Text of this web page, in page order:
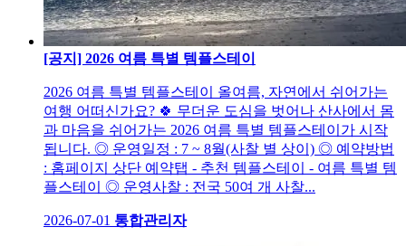
[공지] 2026 여름 특별 템플스테이
2026 여름 특별 템플스테이 올여름, 자연에서 쉬어가는
여행 어떠신가요? 🍀 무더운 도심을 벗어나 산사에서 몸
과 마음을 쉬어가는 2026 여름 특별 템플스테이가 시작
됩니다. ◎ 운영일정 : 7 ~ 8월(사찰 별 상이) ◎ 예약방법
: 홈페이지 상단 예약탭 - 추천 템플스테이 - 여름 특별 템
플스테이 ◎ 운영사찰 : 전국 50여 개 사찰...
2026-07-01 통합관리자